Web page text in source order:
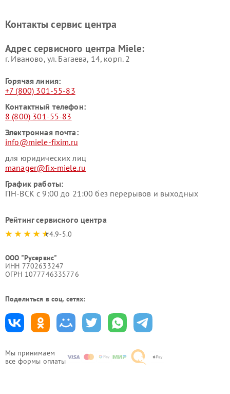
Мы принимаем
все формы оплаты
Miele
Miele
пылесосов Miele
Контакты сервис центра
Адрес сервисного центра Miele:
г. Иваново, ул. Багаева, 14, корп. 2
Горячая линия:
+7 (800) 301-55-83
Контактный телефон:
8 (800) 301-55-83
Электронная почта:
info@miele-fixim.ru
для юридических лиц
manager@fix-miele.ru
График работы:
ПН-ВСК с 9:00 до 21:00 без перерывов и выходных
Рейтинг сервисного центра
4.9-5.0
ООО "Русервис"
ИНН 7702633247
ОГРН 1077746335776
Поделиться в соц. сетях: